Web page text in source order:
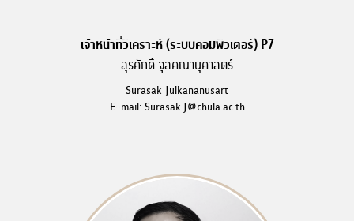
เจ้าหน้าที่วิเคราะห์ (ระบบคอมพิวเตอร์) P7
สุรศักดิ์ จุลคณานุศาสตร์
Surasak Julkananusart
E-mail: Surasak.J@chula.ac.th